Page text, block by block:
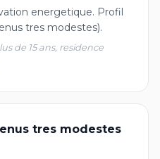
energetique. Profil
tres modestes).
de 15 ans, residence
tres modestes